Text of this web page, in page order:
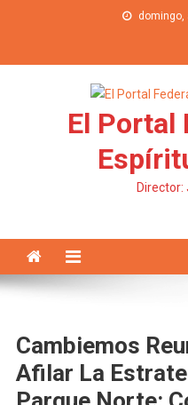
domingo,
El Portal
Director:
Cambiemos
Afilar La